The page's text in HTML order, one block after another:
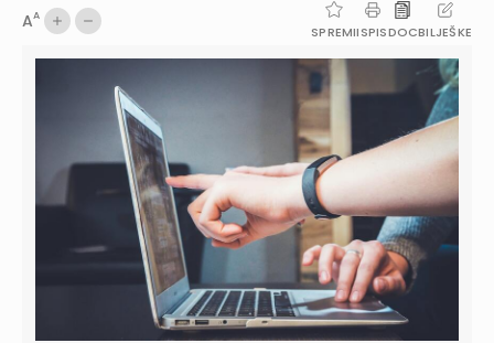
AA
SPREMIISPISDOCBILJEŠKE